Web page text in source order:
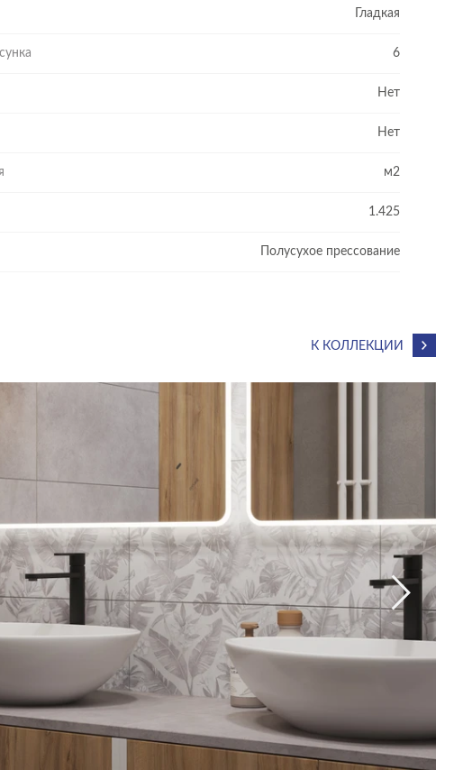
объемным. А сверхпрочная глазурь защищает рисунок от
режется и не требует усиленных клеевых составов. Этим
Гладкая
6
Нет
Нет
м2
1.425
Полусухое прессование
К КОЛЛЕКЦИИ